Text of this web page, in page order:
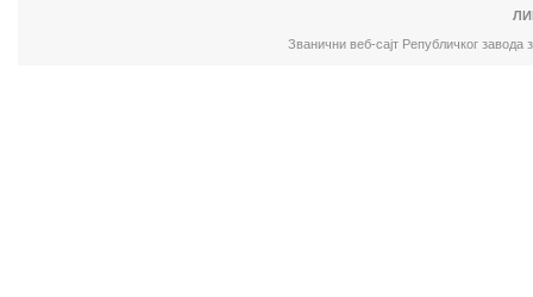
Званични веб-сајт Републичког